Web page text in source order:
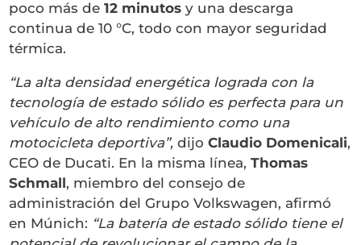
poco más de12 minutos y una descarga
continua de 10 °C, todo con mayor seguridad
térmica.
“La alta densidad energética lograda con la
tecnología de estado sólido es perfecta para un
vehículo de alto rendimiento como una
motocicleta deportiva”,dijoClaudio Domenicali,
CEO de Ducati. En la misma línea,Thomas
Schmall, miembro del consejo de
administración del Grupo Volkswagen, afirmó
en Múnich: “La batería de estado sólido tiene el